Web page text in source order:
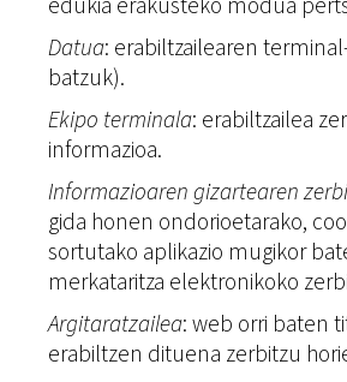
Datua: erabiltzailearen
batzuk).
Ekipo terminala: erabiltzailea
informazioa.
Informazioaren gizartearen
gida honen ondorioetarako,
sortutako aplikazio mugikor
merkataritza elektronikoko
Argitaratzailea: web orri baten
erabiltzen dituena zerbitzu